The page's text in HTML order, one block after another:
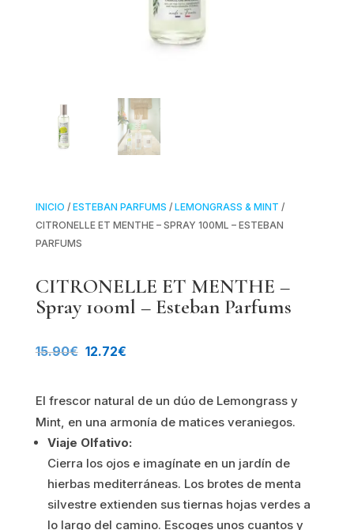
INICIO / ESTEBAN PARFUMS / LEMONGRASS & MINT /
CITRONELLE ET MENTHE – SPRAY 100ML – ESTEBAN
PARFUMS
CITRONELLE ET MENTHE –
Spray 100ml – Esteban Parfums
15.90€ El
original
era:
15.90€.
12.72€El
actual
es:
12.72€.
El frescor natural de un dúo de Lemongrass y
Mint, en una armonía de matices veraniegos.
Viaje Olfativo:
Cierra los ojos e imagínate en un jardín de
hierbas mediterráneas. Los brotes de menta
silvestre extienden sus tiernas hojas verdes a
lo largo del camino. Escoges unos cuantos y